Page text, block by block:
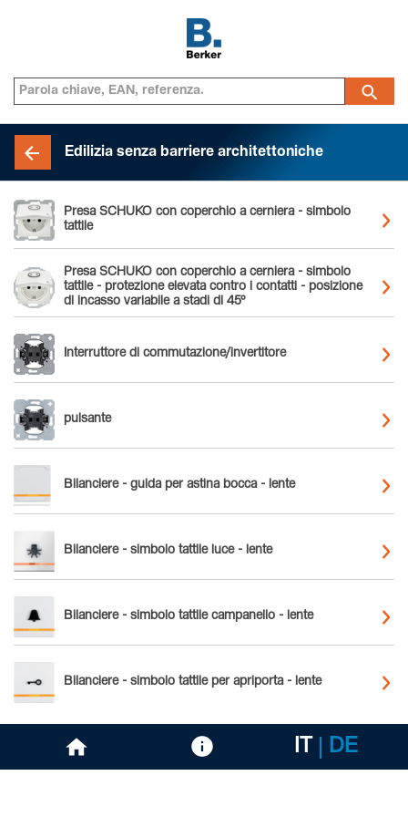
Edilizia senza barriere architettoniche
Presa SCHUKO con coperchio a cerniera - simbolo
tattile
Presa SCHUKO con coperchio a cerniera - simbolo
tattile - protezione elevata contro i contatti - posizione
di incasso variabile a stadi di 45°
Interruttore di commutazione/invertitore
pulsante
Bilanciere - guida per astina bocca - lente
Bilanciere - simbolo tattile luce - lente
Bilanciere - simbolo tattile campanello - lente
Bilanciere - simbolo tattile per apriporta - lente
IT DE